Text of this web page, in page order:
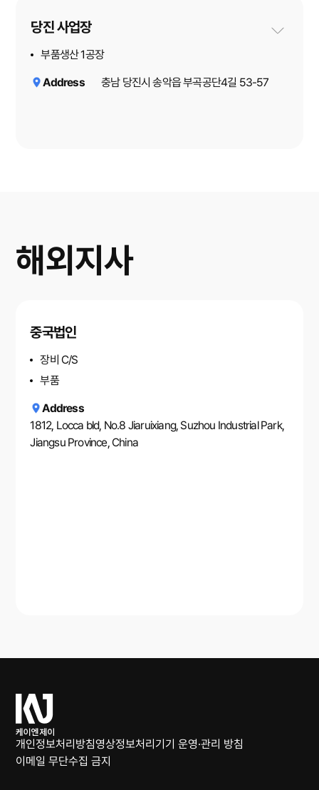
당진 사업장
부품생산 1공장
Address 충남 당진시 송악읍 부곡공단4길 53-57
해외지사
중국법인
장비 C/S
부품
Address
1812, Locca bld, No.8 Jiaruixiang, Suzhou Industrial Park,
Jiangsu Province, China
케
이
엔
제
이
개인정보처리방침영상정보처리기기 운영·관리 방침
이메일 무단수집 금지